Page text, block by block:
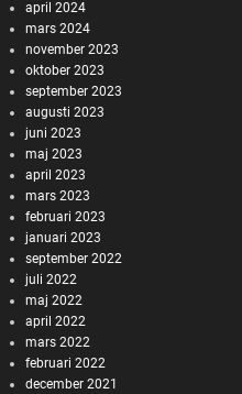
april 2024
mars 2024
november 2023
oktober 2023
september 2023
augusti 2023
juni 2023
maj 2023
april 2023
mars 2023
februari 2023
januari 2023
september 2022
juli 2022
maj 2022
april 2022
mars 2022
februari 2022
december 2021